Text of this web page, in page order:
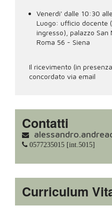
Venerdi' dalle 10:30
Luogo: ufficio docente
ingresso), palazzo San
Roma 56 - Siena
Il ricevimento (in
concordato via email
Contatti
0577235015 [int.5015]
Curriculum